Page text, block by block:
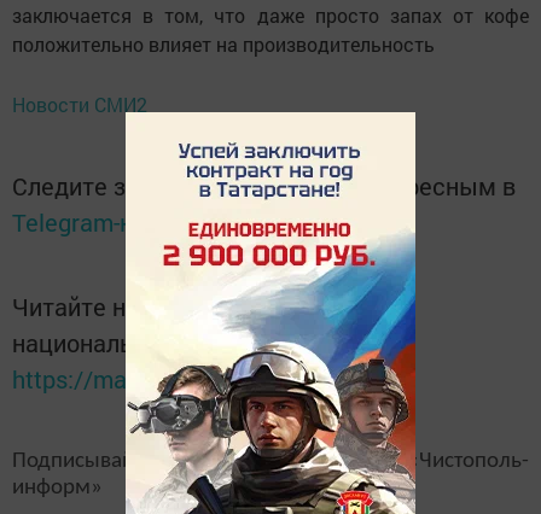
заключается в том, что даже просто запах от кофе
положительно влияет на производительность
Новости СМИ2
Следите за самым важным и интересным в
Telegram-каналеТатмедиа
Читайте новости Татарстана в
национальном мессенджере MАХ:
https://max.ru/tatmedia
Подписывайтесь на нашканалMAX«Чистополь-
информ»